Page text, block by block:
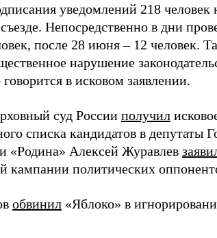
уведомлений 218 человек
Непосредственно в дни
после 28 июня – 12 человек.
нарушение
в исковом заявлении.
суд России получил
списка кандидатов в депутаты
«Родина» Алексей Журавлев
кампании политических
обвинил «Яблоко» в